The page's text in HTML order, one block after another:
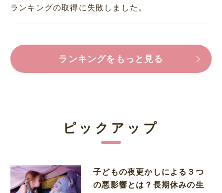
ランキングの取得に失敗しました。
ランキングをもっと見る
ピックアップ
子どもの夜更かしによる３つ
の悪影響とは？長期休みの生